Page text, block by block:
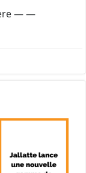
— —